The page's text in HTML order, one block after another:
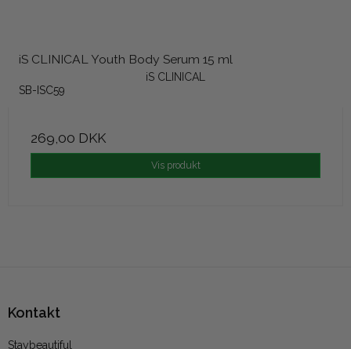
iS CLINICAL Youth Body Serum 15 ml
iS CLINICAL
SB-ISC59
269,00 DKK
Vis produkt
Kontakt
Staybeautiful